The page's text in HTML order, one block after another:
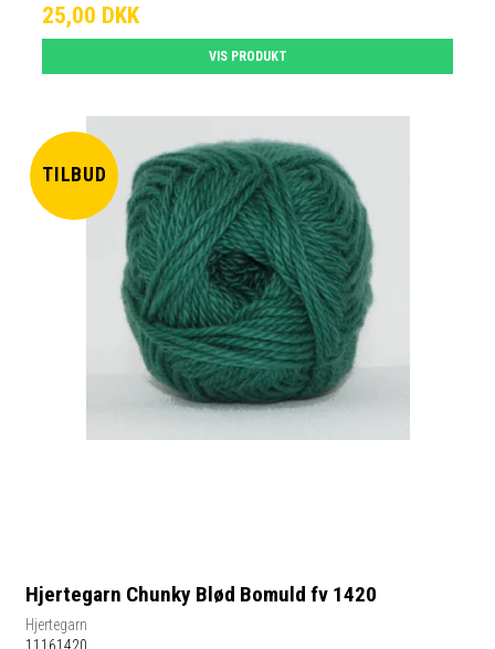
25,00 DKK
VIS PRODUKT
TILBUD
Hjertegarn Chunky Blød Bomuld fv 1420
Hjertegarn